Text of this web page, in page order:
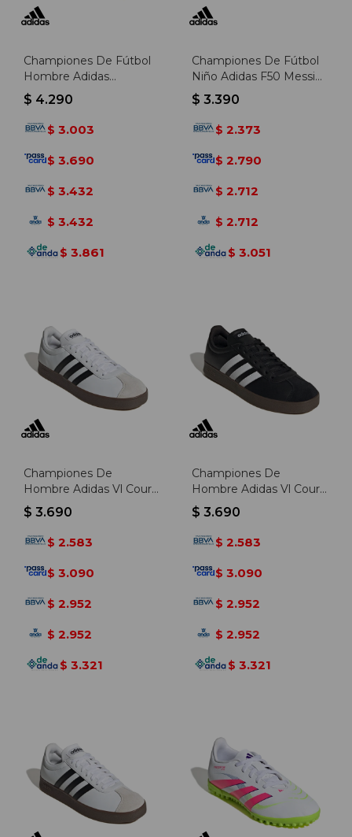
Championes De Fútbol
Hombre Adidas
Predator Club Tf -
Blanco-negro
$ 4.290
$ 3.003
$ 3.690
$ 3.432
$ 3.432
$ 3.861
Championes De Fútbol
Niño Adidas F50 Messi
Club - Blanco-rojo
$ 3.390
$ 2.373
$ 2.790
$ 2.712
$ 2.712
$ 3.051
Championes De
Hombre Adidas Vl Court
Base - Blanco-negro
$ 3.690
$ 2.583
$ 3.090
$ 2.952
$ 2.952
$ 3.321
Championes De
Hombre Adidas Vl Court
Base - Negro-blanco
$ 3.690
$ 2.583
$ 3.090
$ 2.952
$ 2.952
$ 3.321